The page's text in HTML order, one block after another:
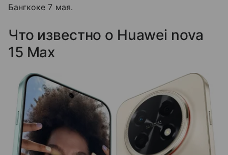
Бангкоке 7 мая.
Что известно о Huawei nova
15 Max